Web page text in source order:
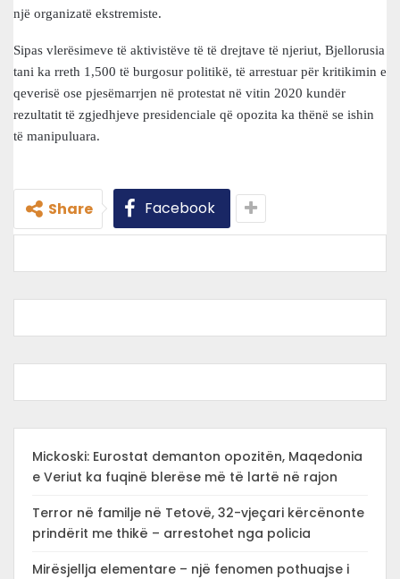
një organizatë ekstremiste.
Sipas vlerësimeve të aktivistëve të të drejtave të njeriut, Bjellorusia
tani ka rreth 1,500 të burgosur politikë, të arrestuar për kritikimin e
qeverisë ose pjesëmarrjen në protestat në vitin 2020 kundër
rezultatit të zgjedhjeve presidenciale që opozita ka thënë se ishin
të manipuluara.
Share Facebook
Mickoski: Eurostat demanton opozitën, Maqedonia
e Veriut ka fuqinë blerëse më të lartë në rajon
Terror në familje në Tetovë, 32-vjeçari kërcënonte
prindërit me thikë – arrestohet nga policia
Mirësjellja elementare – një fenomen pothuajse i